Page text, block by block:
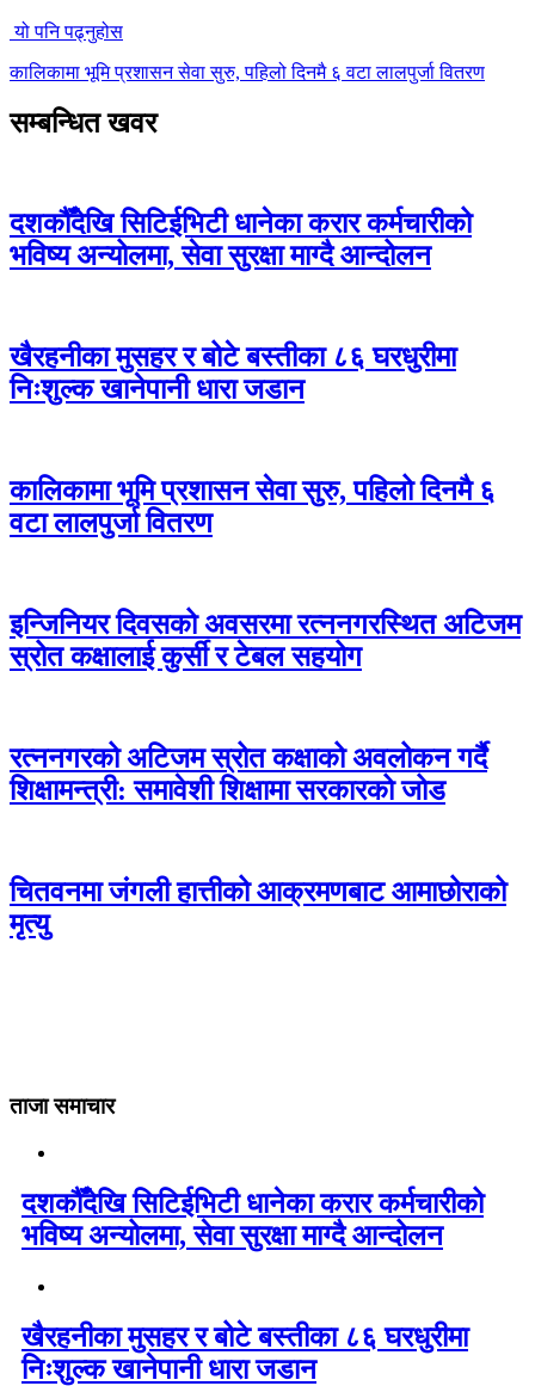
यो पनि पढ्नुहोस
कालिकामा भूमि प्रशासन सेवा सुरु, पहिलो दिनमै ६ वटा लालपुर्जा वितरण
सम्बन्धित खवर
दशकौँदेखि सिटिईभिटी धानेका करार कर्मचारीको
भविष्य अन्योलमा, सेवा सुरक्षा माग्दै आन्दोलन
खैरहनीका मुसहर र बोटे बस्तीका ८६ घरधुरीमा
निःशुल्क खानेपानी धारा जडान
कालिकामा भूमि प्रशासन सेवा सुरु, पहिलो दिनमै ६
वटा लालपुर्जा वितरण
इन्जिनियर दिवसको अवसरमा रत्ननगरस्थित अटिजम
स्रोत कक्षालाई कुर्सी र टेबल सहयोग
रत्ननगरको अटिजम स्रोत कक्षाको अवलोकन गर्दै
शिक्षामन्त्री: समावेशी शिक्षामा सरकारको जोड
चितवनमा जंगली हात्तीको आक्रमणबाट आमाछोराको
मृत्यु
ताजा समाचार
दशकौँदेखि सिटिईभिटी धानेका करार कर्मचारीको
भविष्य अन्योलमा, सेवा सुरक्षा माग्दै आन्दोलन
खैरहनीका मुसहर र बोटे बस्तीका ८६ घरधुरीमा
निःशुल्क खानेपानी धारा जडान